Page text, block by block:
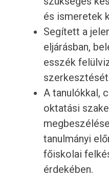
és ismeretek
Segített a
eljárásban,
esszék
A tanulókkal,
oktatási
tanulmányi
főiskolai
érdekében.